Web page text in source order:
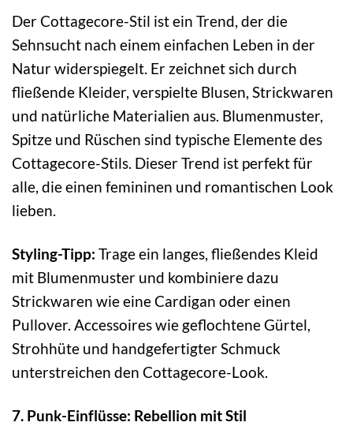
Der Cottagecore-Stil ist ein Trend, der die
Sehnsucht nach einem einfachen Leben in der
Natur widerspiegelt. Er zeichnet sich durch
fließende Kleider, verspielte Blusen, Strickwaren
und natürliche Materialien aus. Blumenmuster,
Spitze und Rüschen sind typische Elemente des
Cottagecore-Stils. Dieser Trend ist perfekt für
alle, die einen femininen und romantischen Look
lieben.
Styling-Tipp: Trage ein langes, fließendes Kleid
mit Blumenmuster und kombiniere dazu
Strickwaren wie eine Cardigan oder einen
Pullover. Accessoires wie geflochtene Gürtel,
Strohhüte und handgefertigter Schmuck
unterstreichen den Cottagecore-Look.
7. Punk-Einflüsse: Rebellion mit Stil